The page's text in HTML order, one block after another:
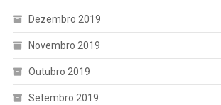
Dezembro 2019
Novembro 2019
Outubro 2019
Setembro 2019